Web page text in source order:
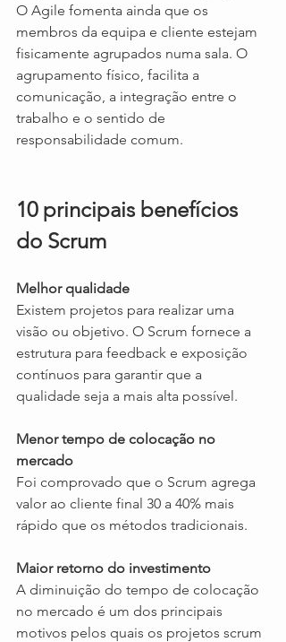
O Agile fomenta ainda que os
membros da equipa e cliente estejam
fisicamente agrupados numa sala. O
agrupamento físico, facilita a
comunicação, a integração entre o
trabalho e o sentido de
responsabilidade comum.
10 principais benefícios
do Scrum
Melhor qualidade
Existem projetos para realizar uma
visão ou objetivo. O Scrum fornece a
estrutura para feedback e exposição
contínuos para garantir que a
qualidade seja a mais alta possível.
Menor tempo de colocação no
mercado
Foi comprovado que o Scrum agrega
valor ao cliente final 30 a 40% mais
rápido que os métodos tradicionais.
Maior retorno do investimento
A diminuição do tempo de colocação
no mercado é um dos principais
motivos pelos quais os projetos scrum